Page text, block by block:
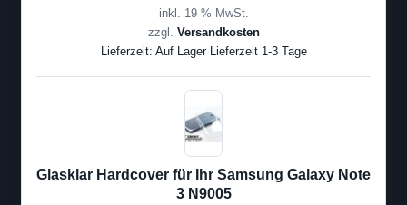
inkl. 19 % MwSt.
zzgl. Versandkosten
Lieferzeit: Auf Lager Lieferzeit 1-3 Tage
Glasklar Hardcover für Ihr Samsung Galaxy Note
3 N9005